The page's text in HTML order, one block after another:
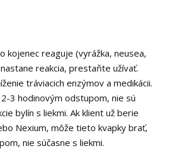
kojenec reaguje (vyrážka, neusea,
nastane reakcia, prestaňte užívať.
tráviacich enzýmov a medikácii.
3 hodinovým odstupom, nie sú
bylín s liekmi. Ak klient už berie
Nexium, môže tieto kvapky brať,
nie súčasne s liekmi.